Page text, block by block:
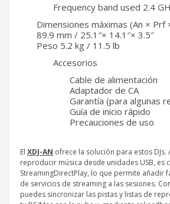
Frequency band used 2.4
Dimensiones máximas (An × Prf
89.9 mm / 25.1″× 14.1″× 3.5″
Peso 5.2 kg / 11.5 lb
Accesorios
Cable de alimentación
Adaptador de CA
Garantía (para algunas
Guía de inicio rápido
Precauciones de uso
El XDJ-AN ofrece la solución para estos DJs.
reproducir música desde unidades USB, es
StreamingDirectPlay, lo que permite añadir
de servicios de streaming a las sesiones.
puedes sincronizar las pistas y listas de